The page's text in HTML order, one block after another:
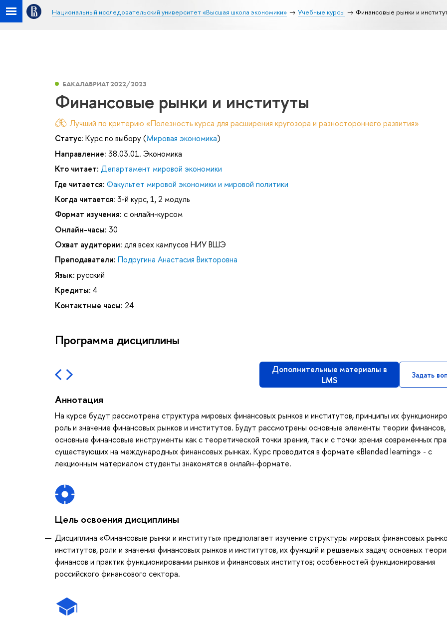
Национальный исследовательский университет «Высшая школа экономики» Учебные курсы Финансовые рынки и
БАКАЛАВРИАТ 2022/2023
Финансовые рынки и институты
Лучший по критерию «Полезность курса для расширения кругозора и разностороннего развития»
Статус: Курс по выбору (Мировая экономика)
Направление: 38.03.01. Экономика
Кто читает: Департамент мировой экономики
Где читается: Факультет мировой экономики и мировой политики
Когда читается: 3-й курс, 1, 2 модуль
Формат изучения: с онлайн-курсом
Онлайн-часы: 30
Охват аудитории: для всех кампусов НИУ ВШЭ
Преподаватели: Подругина Анастасия Викторовна
Язык: русский
Кредиты: 4
Контактные часы: 24
Программа дисциплины
Дополнительные материалы в
LMS
Задать
Аннотация
На курсе будут рассмотрена структура мировых финансовых рынков и институтов, принципы их
роль и значение финансовых рынков и институтов. Будут рассмотрены основные элементы теории финансов,
основные финансовые инструменты как с теоретической точки зрения, так и с точки зрения современных
существующих на международных финансовых рынках. Курс проводится в формате «Blended learning» - с
лекционным материалом студенты знакомятся в онлайн-формате.
Цель освоения дисциплины
Дисциплина «Финансовые рынки и институты» предполагает изучение структуры мировых финансовых
институтов, роли и значения финансовых рынков и институтов, их функций и решаемых задач; основных
финансов и практик функционировании рынков и финансовых институтов; особенностей функционирования
российского финансового сектора.